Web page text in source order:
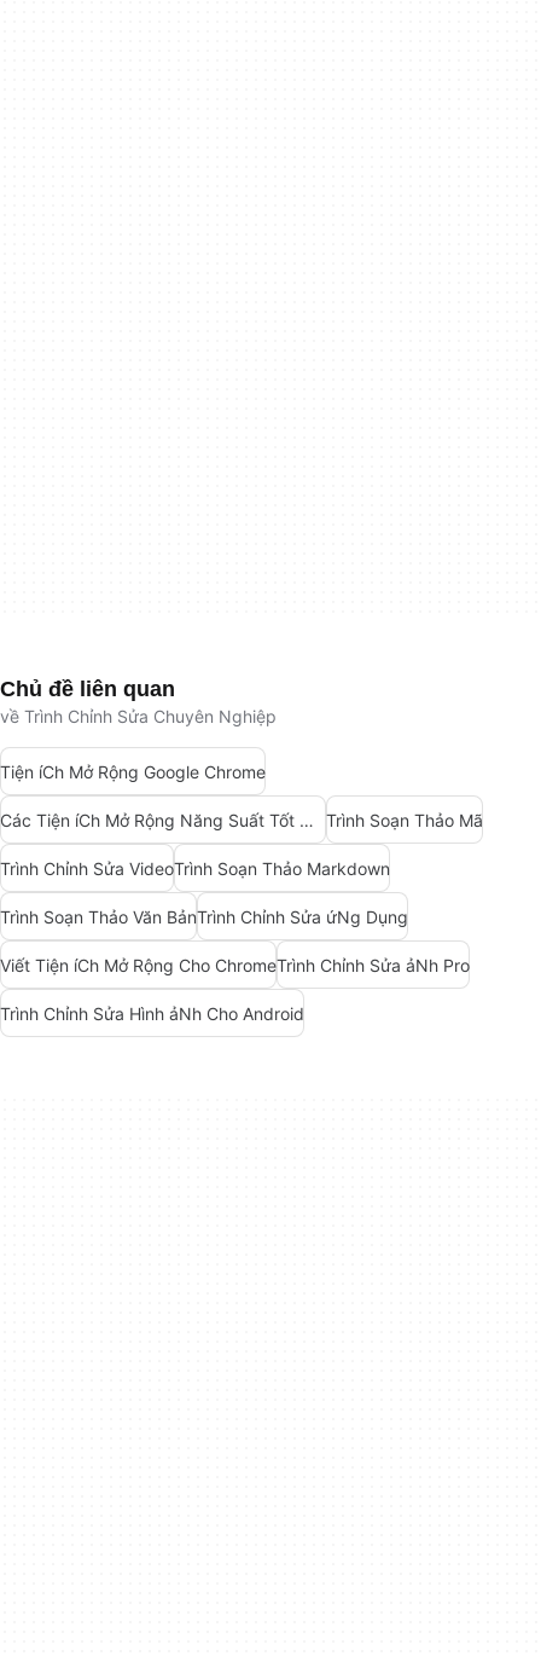
Chủ đề liên quan
về Trình Chỉnh Sửa Chuyên Nghiệp
Tiện íCh Mở Rộng Google Chrome
Các Tiện íCh Mở Rộng Năng Suất Tốt Nhất Cho Chrome Trình Soạn Thảo Mã
Trình Chỉnh Sửa VideoTrình Soạn Thảo Markdown
Trình Soạn Thảo Văn BảnTrình Chỉnh Sửa ứNg Dụng
Viết Tiện íCh Mở Rộng Cho ChromeTrình Chỉnh Sửa ảNh Pro
Trình Chỉnh Sửa Hình ảNh Cho Android